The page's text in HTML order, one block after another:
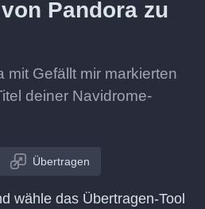
Pandora zu
mit Gefällt mir markierten
deiner Navidrome-
Übertragen
wähle das Übertragen-Tool